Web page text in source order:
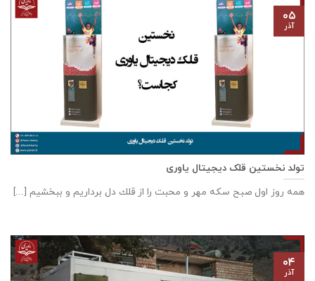
تولد نخستین قلک دیجیتال یاوری
همه روز اول صبح سكه مهر و محبت را از قلك دل برداريم و ببخشيم [...]
۰۵
آذر
۰۴
آذر